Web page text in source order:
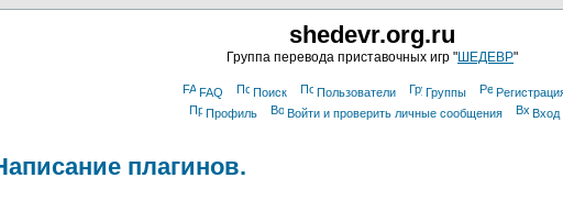
shedevr.org.ru
Группа перевода приставочных игр "ШЕДЕВР"
FAQ Поиск Пользователи Группы
Профиль
Войти и проверить личные сообщения Вход
плагинов.